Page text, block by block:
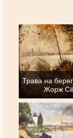
Трава на
Жорж